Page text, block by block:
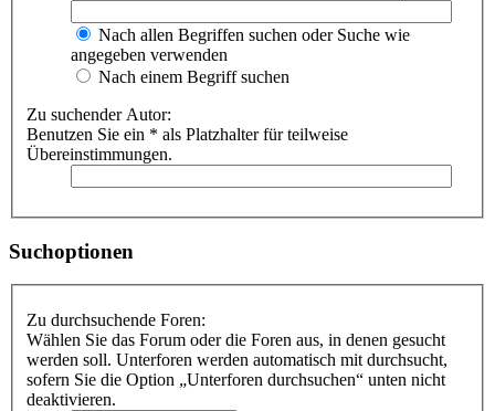
Nach allen Begriffen suchen oder Suche wie
angegeben verwenden
Nach einem Begriff suchen
Zu suchender Autor:
Benutzen Sie ein * als Platzhalter für teilweise
Übereinstimmungen.
Suchoptionen
Zu durchsuchende Foren:
Wählen Sie das Forum oder die Foren aus, in denen gesucht
werden soll. Unterforen werden automatisch mit durchsucht,
sofern Sie die Option „Unterforen durchsuchen“ unten nicht
deaktivieren.